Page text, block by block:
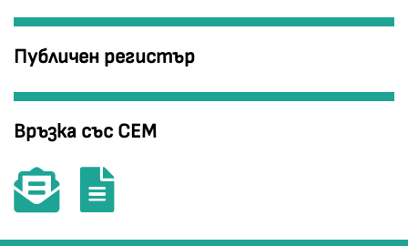
Публичен регистър
Връзка със СЕМ